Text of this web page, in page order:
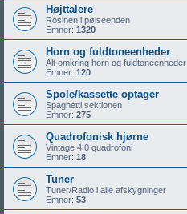
Højttalere
Rosinen i pølseenden
Emner: 1320
Horn og fuldtoneenheder
Alt omkring horn og fuldtoneenheder
Emner: 120
Spole/kassette optager
Spaghetti sektionen
Emner: 275
Quadrofonisk hjørne
Vintage 4.0 quadrofoni
Emner: 18
Tuner
Tuner/Radio i alle afskygninger
Emner: 53